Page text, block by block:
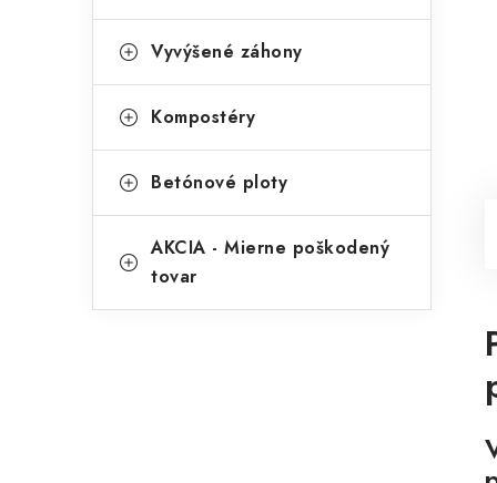
Vyvýšené záhony
Kompostéry
Betónové ploty
AKCIA - Mierne poškodený
tovar